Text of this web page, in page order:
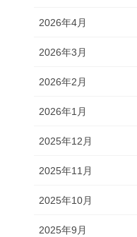
2026年4月
2026年3月
2026年2月
2026年1月
2025年12月
2025年11月
2025年10月
2025年9月